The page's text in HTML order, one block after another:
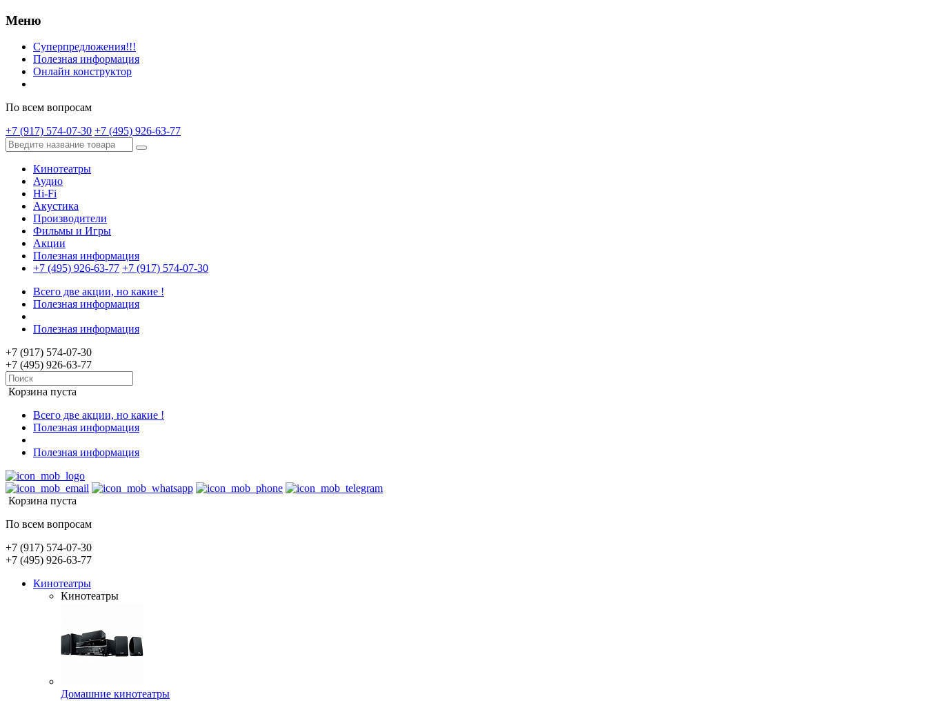
Меню
Суперпредложения!!!
Полезная информация
Онлайн конструктор
По всем вопросам
+7 (917) 574-07-30 +7 (495) 926-63-77
Кинотеатры
Аудио
Hi-Fi
Акустика
Производители
Фильмы и Игры
Акции
Полезная информация
+7 (495) 926-63-77 +7 (917) 574-07-30
Всего две акции, но какие !
Полезная информация
Полезная информация
+7 (917) 574-07-30
+7 (495) 926-63-77
Корзина пуста
Всего две акции, но какие !
Полезная информация
Полезная информация
Корзина пуста
По всем вопросам
+7 (917) 574-07-30
+7 (495) 926-63-77
Кинотеатры
Кинотеатры
Домашние кинотеатры